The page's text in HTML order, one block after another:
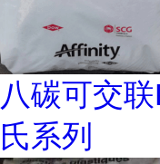
八碳可交
氏系列